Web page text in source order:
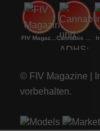
FIV Magazine
© FIV Magazine |
vorbehalten.
Models